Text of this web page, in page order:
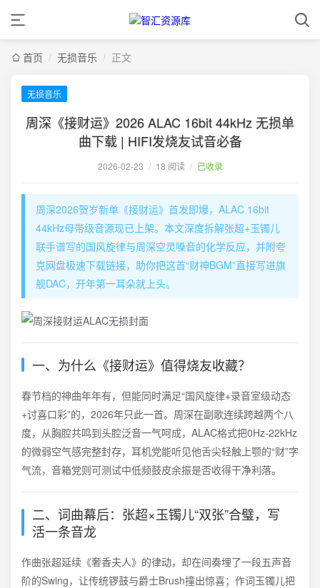
首页 / 无损音乐 / 正文
无损音乐
周深《接财运》2026 ALAC 16bit 44kHz 无损单
曲下载 | HIFI发烧友试音必备
2026-02-23 / 18 阅读 / 已收录
周深2026贺岁新单《接财运》首发即爆，ALAC 16bit
44kHz母带级音源现已上架。本文深度拆解张超+玉镯儿
联手谱写的国风旋律与周深空灵嗓音的化学反应，并附夸
克网盘极速下载链接，助你把这首“财神BGM”直接写进旗
舰DAC，开年第一耳朵就上头。
一、为什么《接财运》值得烧友收藏？
春节档的神曲年年有，但能同时满足“国风旋律+录音室级动态
+讨喜口彩”的，2026年只此一首。周深在副歌连续跨越两个八
度，从胸腔共鸣到头腔泛音一气呵成，ALAC格式把0Hz-22kHz
的微弱空气感完整封存，耳机党能听见他舌尖轻触上颚的“财”字
气流，音箱党则可测试中低频鼓皮余振是否收得干净利落。
二、词曲幕后：张超×玉镯儿“双张”合璧，写
活一条音龙
作曲张超延续《奢香夫人》的律动，却在间奏埋了一段五声音
阶的Swing，让传统锣鼓与爵士Brush撞出惊喜；作词玉镯儿把